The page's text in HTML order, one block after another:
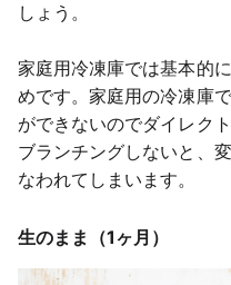
しょう。
家庭用冷凍庫では基本的
めです。家庭用の冷凍庫
ができないのでダイレク
ブランチングしないと、
なわれてしまいます。
生のまま（1ヶ月）